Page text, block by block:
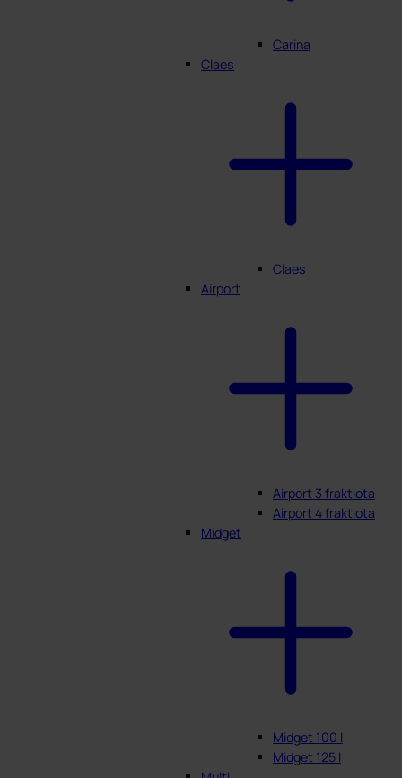
Carina
Claes
Claes
Airport
Airport 3 fraktiota
Airport 4 fraktiota
Midget
Midget 100 l
Midget 125 l